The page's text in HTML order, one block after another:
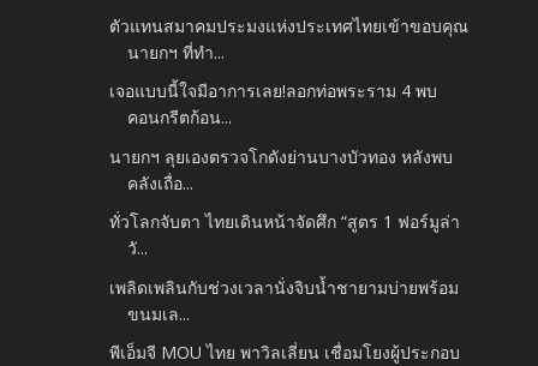
ตัวแทนสมาคมประมงแห่งประเทศไทยเข้าขอบคุณ
นายกฯ ที่ทำ...
เจอแบบนี้ใจมีอาการเลย!ลอกท่อพระราม 4 พบ
คอนกรีตก้อน...
นายกฯ ลุยเองตรวจโกดังย่านบางบัวทอง หลังพบ
คลังเถื่อ...
ทั่วโลกจับตา ไทยเดินหน้าจัดศึก “สูตร 1 ฟอร์มูล่า
วั...
เพลิดเพลินกับช่วงเวลานั่งจิบน้ำชายามบ่ายพร้อม
ขนมเล...
พีเอ็มจี MOU ไทย พาวิลเลี่ยน เชื่อมโยงผู้ประกอบ